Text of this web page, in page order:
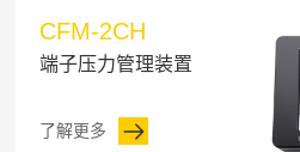
CFM-2CH
端子压力管理装置
了解更多